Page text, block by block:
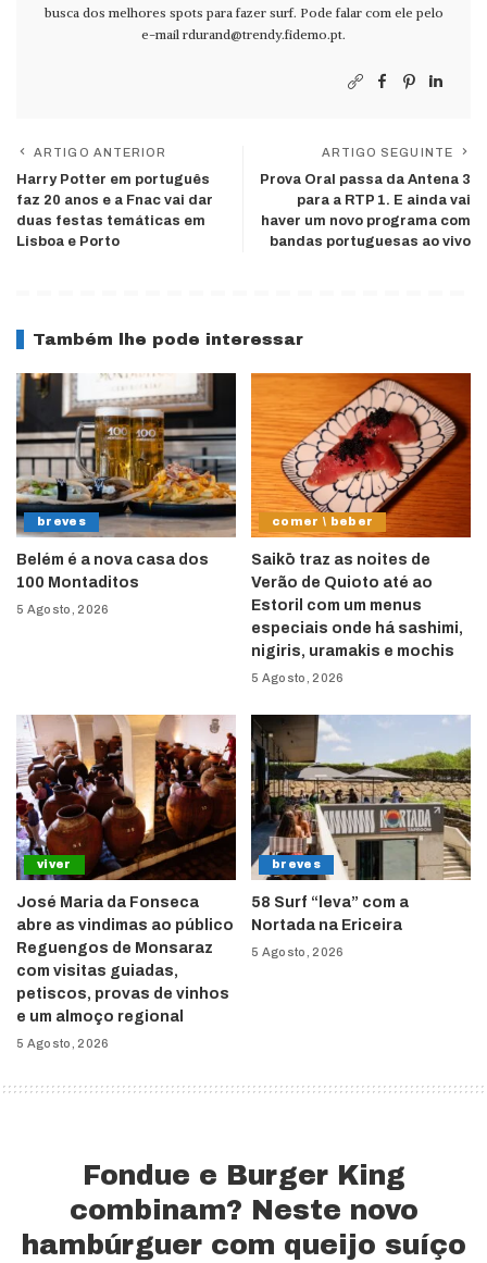
busca dos melhores spots para fazer surf. Pode falar com ele pelo
e-mail rdurand@trendy.fidemo.pt.
ARTIGO ANTERIOR
Harry Potter em português
faz 20 anos e a Fnac vai dar
duas festas temáticas em
Lisboa e Porto
ARTIGO SEGUINTE
Prova Oral passa da Antena 3
para a RTP 1. E ainda vai
haver um novo programa com
bandas portuguesas ao vivo
Também lhe pode interessar
breves
Belém é a nova casa dos
100 Montaditos
5 Agosto, 2026
comer \ beber
Saikō traz as noites de
Verão de Quioto até ao
Estoril com um menus
especiais onde há sashimi,
nigiris, uramakis e mochis
5 Agosto, 2026
viver
José Maria da Fonseca
abre as vindimas ao público
Reguengos de Monsaraz
com visitas guiadas,
petiscos, provas de vinhos
e um almoço regional
5 Agosto, 2026
breves
58 Surf “leva” com a
Nortada na Ericeira
5 Agosto, 2026
Fondue e Burger King
combinam? Neste novo
hambúrguer com queijo suíço